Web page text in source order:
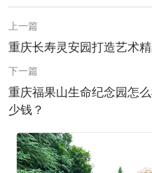
上一篇
重庆长寿灵安园打造艺术
下一篇
重庆福果山生命纪念园怎
少钱？